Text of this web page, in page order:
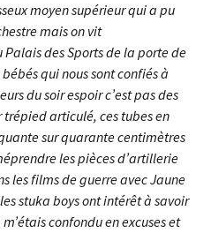
moyen supérieur qui a pu
mais on vit
Palais des Sports de la porte de
qui nous sont confiés à
du soir espoir c’est pas des
trépied articulé, ces tubes en
sur quarante centimètres
les pièces d’artillerie
les films de guerre avec Jaune
stuka boys ont intérêt à savoir
confondu en excuses et